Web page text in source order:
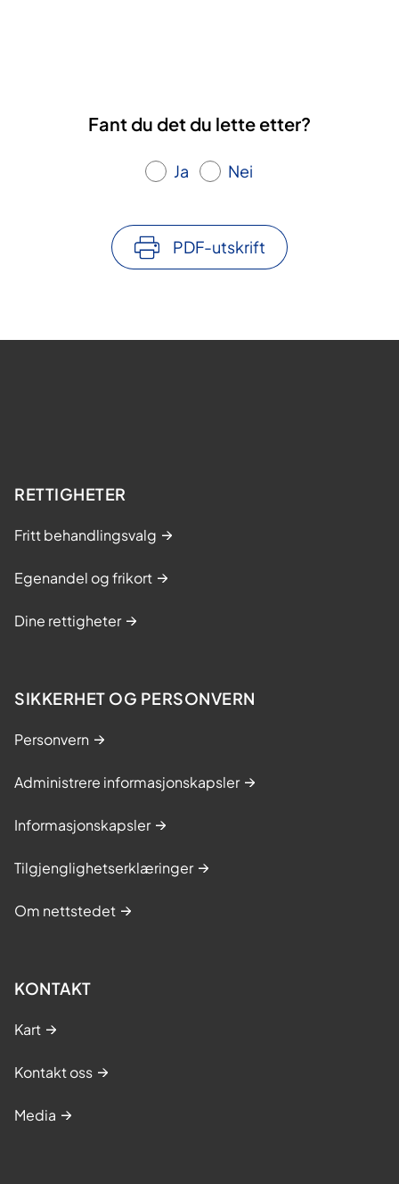
Fant du det du lette etter?
Ja Nei
PDF-utskrift
RETTIGHETER
Fritt behandlingsvalg
Egenandel og frikort
Dine rettigheter
SIKKERHET OG PERSONVERN
Personvern
Administrere informasjonskapsler
Informasjonskapsler
Tilgjenglighetserklæringer
Om nettstedet
KONTAKT
Kart
Kontakt oss
Media